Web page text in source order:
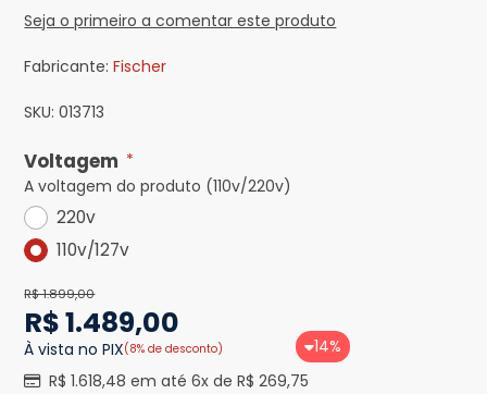
Seja o primeiro a comentar este produto
Fabricante: Fischer
SKU: 013713
Voltagem *
A voltagem do produto (110v/220v)
220v
110v/127v
R$ 1.899,00
R$ 1.489,00
À vista no PIX(8% de desconto)
R$ 1.618,48 em até 6x de R$ 269,75
14%